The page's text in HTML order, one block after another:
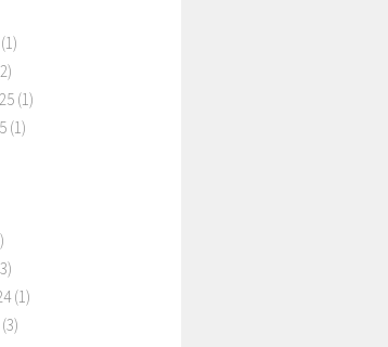
(1)
(1)
(1)